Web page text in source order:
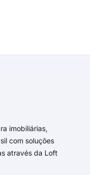
imobiliárias,
com soluções
através da Loft